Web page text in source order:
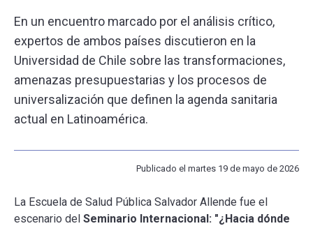
PUBLICACIONES
BIBLIOTECA
En un encuentro marcado por el análisis crítico,
expertos de ambos países discutieron en la
Universidad de Chile sobre las transformaciones,
amenazas presupuestarias y los procesos de
universalización que definen la agenda sanitaria
actual en Latinoamérica.
Publicado el martes 19 de mayo de 2026
La Escuela de Salud Pública Salvador Allende fue el
escenario del Seminario Internacional: "¿Hacia dónde